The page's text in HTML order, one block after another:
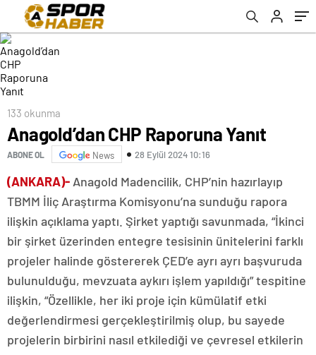
133 okunma
Anagold’dan CHP Raporuna Yanıt
ABONE OL News 28 Eylül 2024 10:16
(ANKARA)- Anagold Madencilik, CHP’nin hazırlayıp
TBMM İliç Araştırma Komisyonu’na sunduğu rapora
ilişkin açıklama yaptı. Şirket yaptığı savunmada, “İkinci
bir şirket üzerinden entegre tesisinin ünitelerini farklı
projeler halinde göstererek ÇED’e ayrı ayrı başvuruda
bulunulduğu, mevzuata aykırı işlem yapıldığı” tespitine
ilişkin, “Özellikle, her iki proje için kümülatif etki
değerlendirmesi gerçekleştirilmiş olup, bu sayede
projelerin birbirini nasıl etkilediği ve çevresel etkilerin